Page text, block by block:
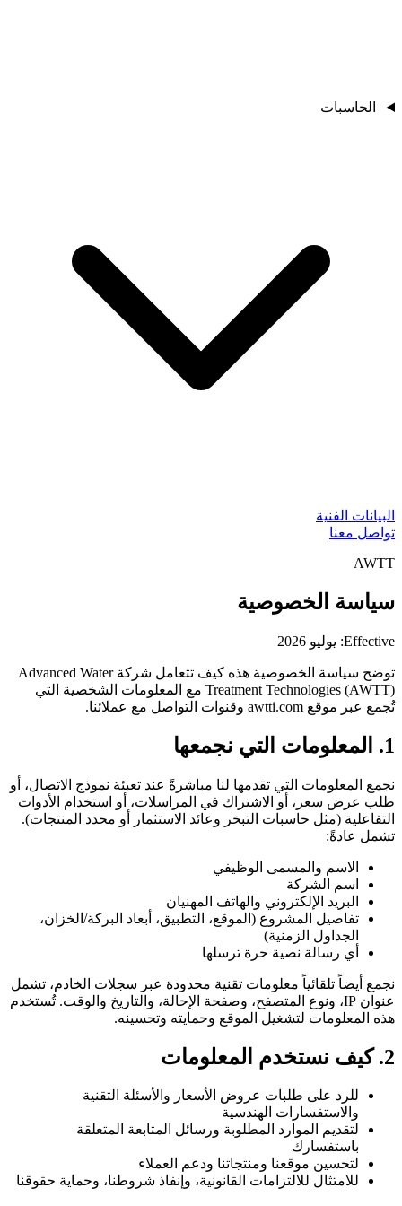
الحاسبات
البيانات الفنية
تواصل معنا
AWTT
سياسة الخصوصية
Effective: يوليو 2026
توضح سياسة الخصوصية هذه كيف تتعامل شركة Advanced Water
Treatment Technologies (AWTT) مع المعلومات الشخصية التي
تُجمع عبر موقع awtti.com وقنوات التواصل مع عملائنا.
1. المعلومات التي نجمعها
نجمع المعلومات التي تقدمها لنا مباشرةً عند تعبئة نموذج الاتصال، أو
طلب عرض سعر، أو الاشتراك في المراسلات، أو استخدام الأدوات
التفاعلية (مثل حاسبات التبخر وعائد الاستثمار أو محدد المنتجات).
تشمل عادةً:
الاسم والمسمى الوظيفي
اسم الشركة
البريد الإلكتروني والهاتف المهنيان
تفاصيل المشروع (الموقع، التطبيق، أبعاد البركة/الخزان،
الجداول الزمنية)
أي رسالة نصية حرة ترسلها
نجمع أيضاً تلقائياً معلومات تقنية محدودة عبر سجلات الخادم، تشمل
عنوان IP، ونوع المتصفح، وصفحة الإحالة، والتاريخ والوقت. تُستخدم
هذه المعلومات لتشغيل الموقع وحمايته وتحسينه.
2. كيف نستخدم المعلومات
للرد على طلبات عروض الأسعار والأسئلة التقنية
والاستفسارات الهندسية
لتقديم الموارد المطلوبة ورسائل المتابعة المتعلقة
باستفسارك
لتحسين موقعنا ومنتجاتنا ودعم العملاء
للامتثال للالتزامات القانونية، وإنفاذ شروطنا، وحماية حقوقنا